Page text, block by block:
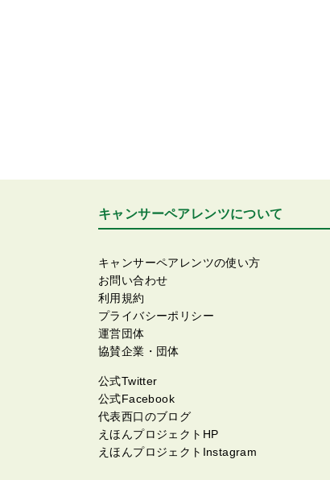
キャンサーペアレンツについて
キャンサーペアレンツの使い方
お問い合わせ
利用規約
プライバシーポリシー
運営団体
協賛企業・団体
公式Twitter
公式Facebook
代表西口のブログ
えほんプロジェクトHP
えほんプロジェクトInstagram